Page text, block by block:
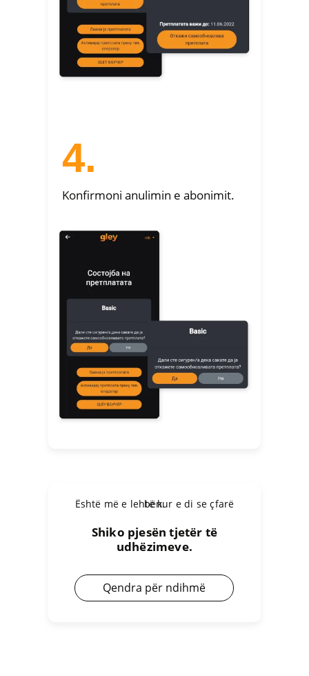
4.
Konfirmoni anulimin e abonimit.
Është më e lehtë kur e di se çfarë bën.
Shiko pjesën tjetër të
udhëzimeve.
Qendra për ndihmë